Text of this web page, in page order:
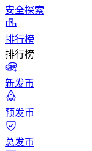
安全探索
排行榜
排行榜
新发币
预发币
总发币